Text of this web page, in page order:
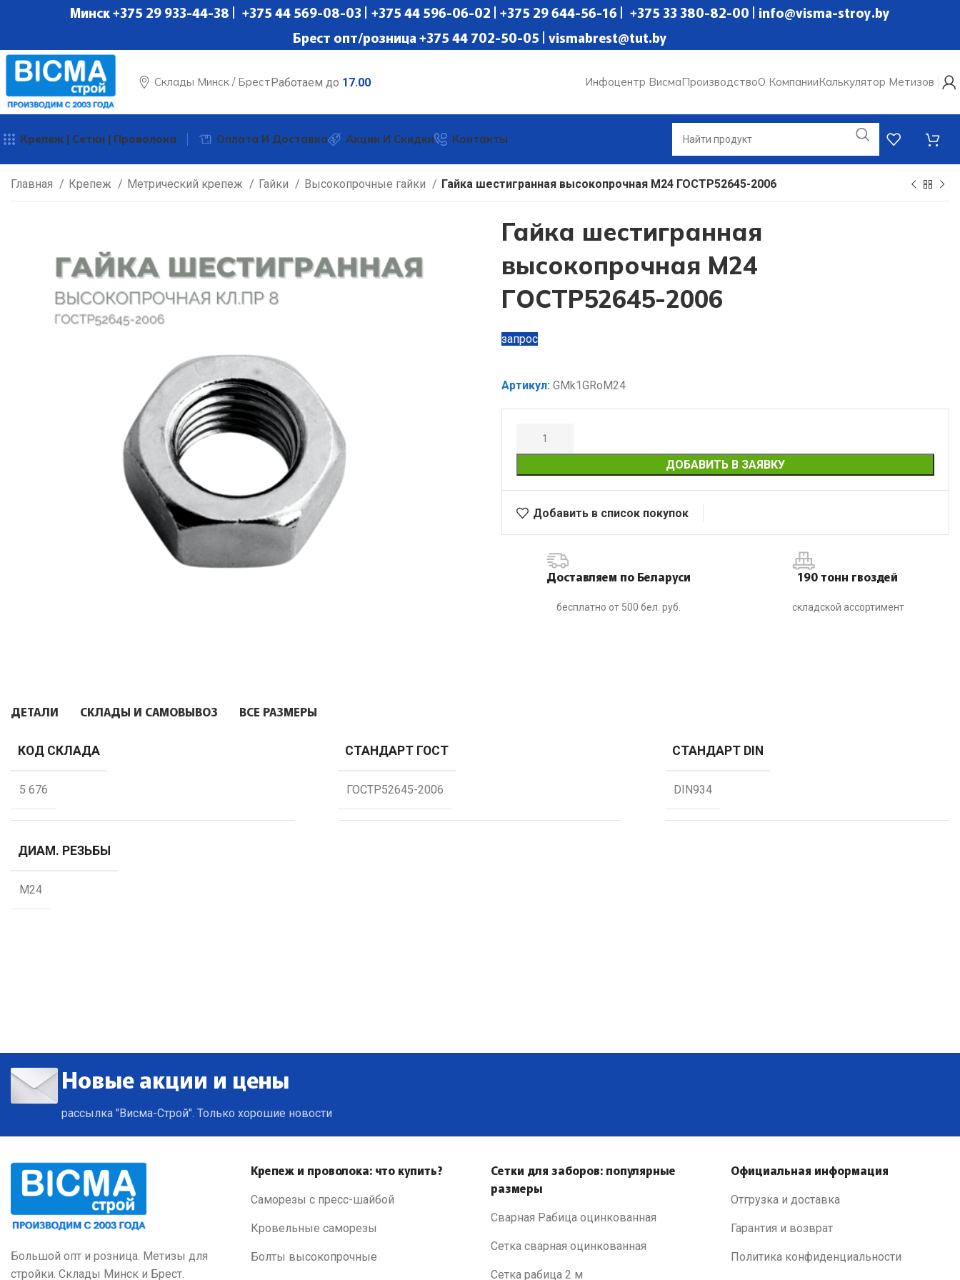
Минск +375 29 933-44-38 | +375 44 569-08-03 | +375 44 596-06-02 | +375 29 644-56-16 | +375 33 380-82-00 | info@visma-stroy.by
Брест опт/розница +375 44 702-50-05 | vismabrest@tut.by
Склады Минск / БрестРаботаем до 17.00 Инфоцентр ВисмаПроизводствоО КомпанииКалькулятор Метизов
Крепеж | Сетки | Проволока Оплата И Доставка Акции И Скидки Контакты
Главная Крепеж Метрический крепеж Гайки Высокопрочные гайки Гайка шестигранная высокопрочная М24 ГОСТР52645-2006
Гайка шестигранная
высокопрочная М24
ГОСТР52645-2006
запрос
Артикул: GMk1GRoM24
ДОБАВИТЬ В ЗАЯВКУ
Добавить в список покупок
Доставляем по Беларуси
бесплатно от 500 бел. руб.
190 тонн гвоздей
складской ассортимент
ДЕТАЛИ СКЛАДЫ И САМОВЫВОЗ ВСЕ РАЗМЕРЫ
КОД СКЛАДА
5 676
СТАНДАРТ ГОСТ
ГОСТР52645-2006
СТАНДАРТ DIN
DIN934
ДИАМ. РЕЗЬБЫ
М24
Новые акции и цены
рассылка "Висма-Строй". Только хорошие новости
Большой опт и розница. Метизы для
стройки. Склады Минск и Брест.
Крепеж и проволока: что купить?
Саморезы с пресс-шайбой
Кровельные саморезы
Болты высокопрочные
Сетки для заборов: популярные
размеры
Сварная Рабица оцинкованная
Сетка сварная оцинкованная
Сетка рабица 2 м
Официальная информация
Отгрузка и доставка
Гарантия и возврат
Политика конфиденциальности